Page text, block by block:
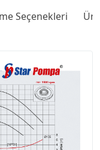
Seçenekleri